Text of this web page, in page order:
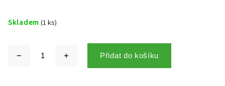
Skladem (1 ks)
Přidat do košíku